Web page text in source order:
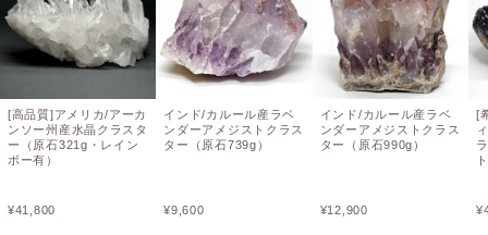
[高品質]アメリカ/アーカ
ンソー州産水晶クラスタ
ー（原石321g・レイン
ボー有）
¥41,800
インド/カルール産ラベ
ンダーアメジストクラス
ター（原石739g）
¥9,600
インド/カルール産ラベ
ンダーアメジストクラス
ター（原石990g）
¥12,900
[
¥